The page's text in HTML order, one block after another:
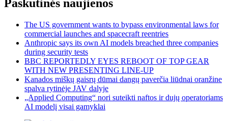
Paskutinės naujienos
The US government wants to bypass environmental laws for
commercial launches and spacecraft reentries
Anthropic says its own AI models breached three companies
during security tests
BBC REPORTEDLY EYES REBOOT OF TOP GEAR
WITH NEW PRESENTING LINE-UP
Kanados miškų gaisrų dūmai dangų paverčia liūdnai oranžine
spalva rytinėje JAV dalyje
„Applied Computing“ nori suteikti naftos ir dujų operatoriams
AI modelį visai gamyklai